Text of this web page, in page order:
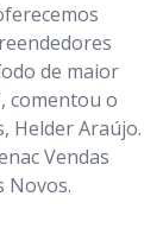
de maior
comentou o
Helder Araújo.
Vendas
Novos.